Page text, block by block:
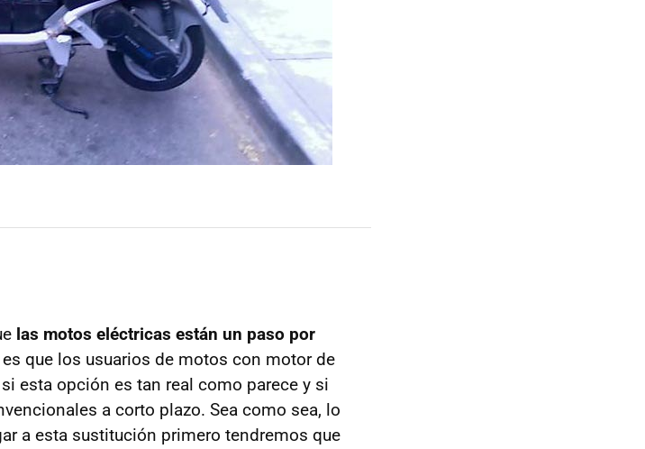
las motos eléctricas están un paso por
que los usuarios de motos con motor de
esta opción es tan real como parece y si
a corto plazo. Sea como sea, lo
a esta sustitución primero tendremos que